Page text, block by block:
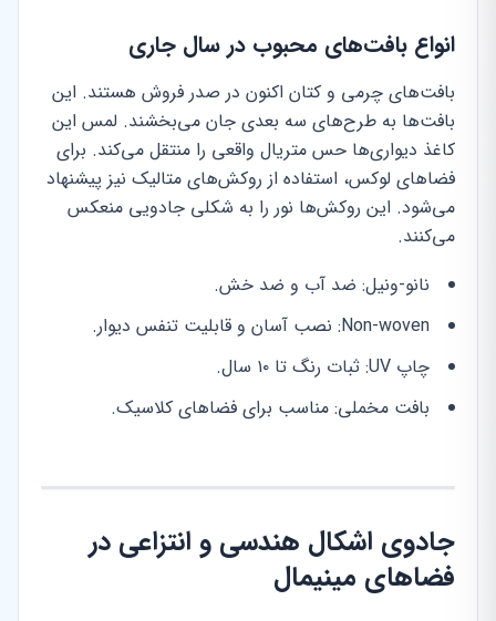
انواع بافت‌های محبوب در سال جاری
بافت‌های چرمی و کتان اکنون در صدر فروش هستند. این
بافت‌ها به طرح‌های سه بعدی جان می‌بخشند. لمس این
کاغذ دیواری‌ها حس متریال واقعی را منتقل می‌کند. برای
فضاهای لوکس، استفاده از روکش‌های متالیک نیز پیشنهاد
می‌شود. این روکش‌ها نور را به شکلی جادویی منعکس
می‌کنند.
نانو-ونیل: ضد آب و ضد خش.
Non-woven: نصب آسان و قابلیت تنفس دیوار.
چاپ UV: ثبات رنگ تا ۱۰ سال.
بافت مخملی: مناسب برای فضاهای کلاسیک.
جادوی اشکال هندسی و انتزاعی در
فضاهای مینیمال